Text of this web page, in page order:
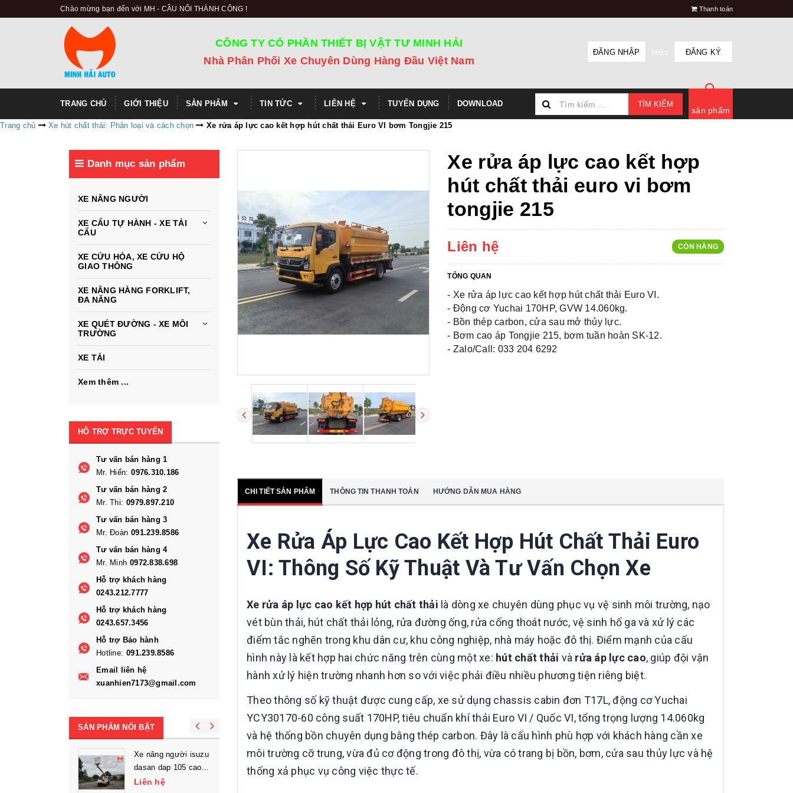
Chào mừng bạn đến với MH - CẦU NỐI THÀNH CÔNG ! Thanh toán
CÔNG TY CỔ PHẦN THIẾT BỊ VẬT TƯ MINH HẢI
Nhà Phân Phối Xe Chuyên Dùng Hàng Đầu Việt Nam
ĐĂNG NHẬP hoặc ĐĂNG KÝ
TRANG CHỦ GIỚI THIỆU SẢN PHẨM TIN TỨC LIÊN HỆ TUYỂN DỤNG DOWNLOAD TÌM KIẾM
sản phẩm
Trang chủ Xe hút chất thải: Phân loại và cách chọn Xe rửa áp lực cao kết hợp hút chất thải Euro VI bơm Tongjie 215
Xe rửa áp lực cao kết hợp
hút chất thải euro vi bơm
tongjie 215
Liên hệ CÒN HÀNG
TỔNG QUAN
- Xe rửa áp lực cao kết hợp hút chất thải Euro VI.
- Động cơ Yuchai 170HP, GVW 14.060kg.
- Bồn thép carbon, cửa sau mở thủy lực.
- Bơm cao áp Tongjie 215, bơm tuần hoàn SK-12.
- Zalo/Call: 033 204 6292
CHI TIẾT SẢN PHẨM THÔNG TIN THANH TOÁN HƯỚNG DẪN MUA HÀNG
Xe Rửa Áp Lực Cao Kết Hợp Hút Chất Thải Euro
VI: Thông Số Kỹ Thuật Và Tư Vấn Chọn Xe
Xe rửa áp lực cao kết hợp hút chất thải là dòng xe chuyên dùng phục vụ vệ sinh môi trường, nạo
vét bùn thải, hút chất thải lỏng, rửa đường ống, rửa cống thoát nước, vệ sinh hố ga và xử lý các
điểm tắc nghẽn trong khu dân cư, khu công nghiệp, nhà máy hoặc đô thị. Điểm mạnh của cấu
hình này là kết hợp hai chức năng trên cùng một xe: hút chất thải và rửa áp lực cao, giúp đội vận
hành xử lý hiện trường nhanh hơn so với việc phải điều nhiều phương tiện riêng biệt.
Theo thông số kỹ thuật được cung cấp, xe sử dụng chassis cabin đơn T17L, động cơ Yuchai
YCY30170-60 công suất 170HP, tiêu chuẩn khí thải Euro VI / Quốc VI, tổng trọng lượng 14.060kg
và hệ thống bồn chuyên dụng bằng thép carbon. Đây là cấu hình phù hợp với khách hàng cần xe
môi trường cỡ trung, vừa đủ cơ động trong đô thị, vừa có trang bị bồn, bơm, cửa sau thủy lực và hệ
thống xả phục vụ công việc thực tế.
Danh mục sản phẩm
XE NÂNG NGƯỜI
XE CẨU TỰ HÀNH - XE TẢI
CẨU
XE CỨU HỎA, XE CỨU HỘ
GIAO THÔNG
XE NÂNG HÀNG FORKLIFT,
ĐA NĂNG
XE QUÉT ĐƯỜNG - XE MÔI
TRƯỜNG
XE TẢI
Xem thêm ...
HỖ TRỢ TRỰC TUYẾN
Tư vấn bán hàng 1
Mr. Hiến: 0976.310.186
Tư vấn bán hàng 2
Mr. Thi: 0979.897.210
Tư vấn bán hàng 3
Mr. Đoàn 091.239.8586
Tư vấn bán hàng 4
Mr. Minh 0972.838.698
Hỗ trợ khách hàng
0243.212.7777
Hỗ trợ khách hàng
0243.657.3456
Hỗ trợ Bảo hành
Hotline: 091.239.8586
Email liên hệ
xuanhien7173@gmail.com
SẢN PHẨM NỔI BẬT
Xe nâng người isuzu
dasan dap 105 cao
làm việc 10.5m
Liên hệ
So sánh hd320 gắn
cẩu everdigm 12 tấn